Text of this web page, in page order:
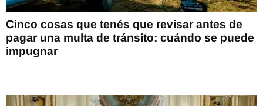
Cinco cosas que tenés que revisar antes de
pagar una multa de tránsito: cuándo se puede
impugnar